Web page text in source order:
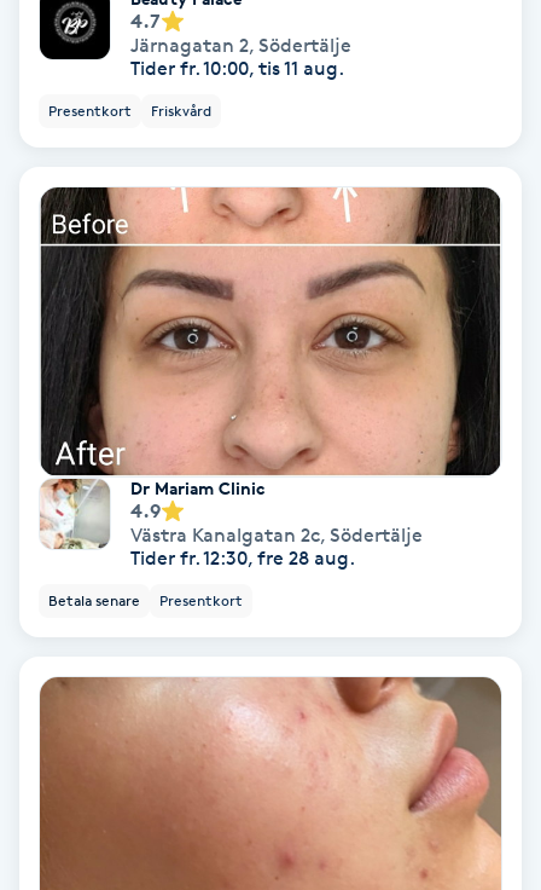
Läpptatuering
Manikyr & Pedikyr
Massage
Medial vägledning
Medicinsk massage
Meditation
Megavolymfransar
4.7
Järnagatan 2, Södertälje
Tider fr. 10:00, tis 11 aug.
Presentkort Friskvård
Dr Mariam Clinic
4.9
Västra Kanalgatan 2c, Södertälje
Tider fr. 12:30, fre 28 aug.
Betala senare Presentkort